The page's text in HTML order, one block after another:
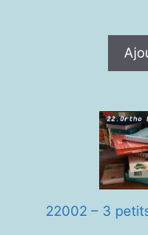
22002 – 3